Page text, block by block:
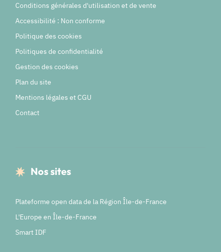
Conditions générales d'utilisation et de vente
Accessibilité : Non conforme
Politique des cookies
Politiques de confidentialité
Gestion des cookies
Plan du site
Mentions légales et CGU
Contact
Nos sites
Plateforme open data de la Région Île-de-France
L'Europe en Île-de-France
Smart IDF